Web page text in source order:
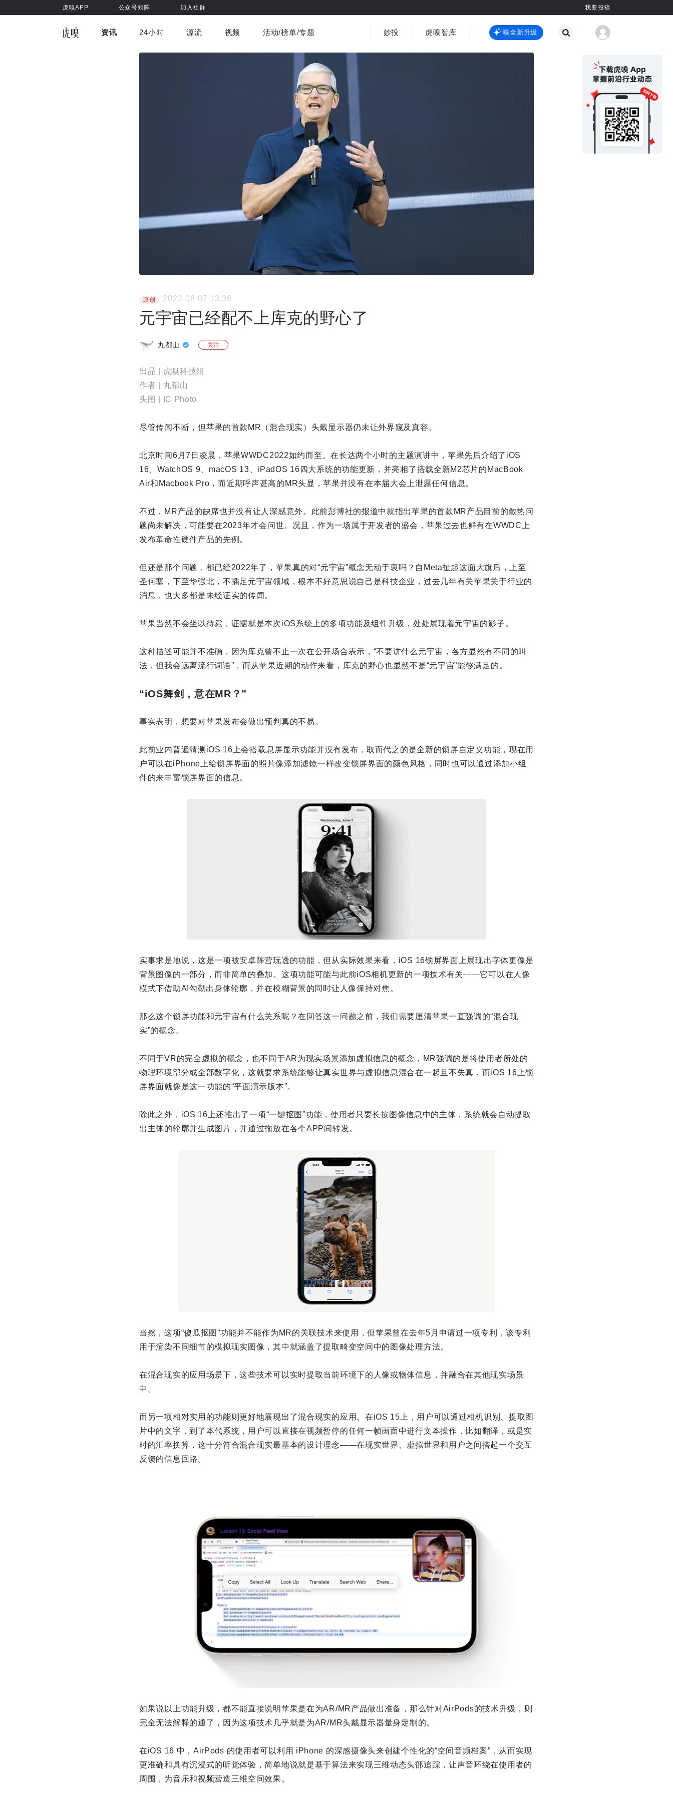
虎嗅APP 公众号矩阵 加入社群 我要投稿
资讯
车与出行 商业消费 社会文化 金融财经 出海
国际热点
24小时 源流 视频 活动/榜单/专题 妙投 虎嗅智库 虎嗅嗅全新升级 虎嗅嗅全新升级
原创 2022-06-07 13:36
元宇宙已经配不上库克的野心了
丸都山 关注
出品 | 虎嗅科技组
作者 | 丸都山
头图 | IC Photo
尽管传闻不断，但苹果的首款MR（混合现实）头戴显示器仍未让外界窥及真容。
北京时间6月7日凌晨，苹果WWDC2022如约而至。在长达两个小时的主题演讲中，苹果先后介绍了iOS
16、WatchOS 9、macOS 13、iPadOS 16四大系统的功能更新，并亮相了搭载全新M2芯片的MacBook
Air和Macbook Pro，而近期呼声甚高的MR头显，苹果并没有在本届大会上泄露任何信息。
不过，MR产品的缺席也并没有让人深感意外。此前彭博社的报道中就指出苹果的首款MR产品目前的散热问
题尚未解决，可能要在2023年才会问世。况且，作为一场属于开发者的盛会，苹果过去也鲜有在WWDC上
发布革命性硬件产品的先例。
但还是那个问题，都已经2022年了，苹果真的对“元宇宙”概念无动于衷吗？自Meta扯起这面大旗后，上至
圣何塞，下至华强北，不插足元宇宙领域，根本不好意思说自己是科技企业，过去几年有关苹果关于行业的
消息，也大多都是未经证实的传闻。
苹果当然不会坐以待毙，证据就是本次iOS系统上的多项功能及组件升级，处处展现着元宇宙的影子。
这种描述可能并不准确，因为库克曾不止一次在公开场合表示，“不要讲什么元宇宙，各方显然有不同的叫
法，但我会远离流行词语”，而从苹果近期的动作来看，库克的野心也显然不是“元宇宙”能够满足的。
“iOS舞剑，意在MR？”
事实表明，想要对苹果发布会做出预判真的不易。
此前业内普遍猜测iOS 16上会搭载息屏显示功能并没有发布，取而代之的是全新的锁屏自定义功能，现在用
户可以在iPhone上给锁屏界面的照片像添加滤镜一样改变锁屏界面的颜色风格，同时也可以通过添加小组
件的来丰富锁屏界面的信息。
实事求是地说，这是一项被安卓阵营玩透的功能，但从实际效果来看，iOS 16锁屏界面上展现出字体更像是
背景图像的一部分，而非简单的叠加。这项功能可能与此前iOS相机更新的一项技术有关——它可以在人像
模式下借助AI勾勒出身体轮廓，并在模糊背景的同时让人像保持对焦。
那么这个锁屏功能和元宇宙有什么关系呢？在回答这一问题之前，我们需要厘清苹果一直强调的“混合现
实”的概念。
不同于VR的完全虚拟的概念，也不同于AR为现实场景添加虚拟信息的概念，MR强调的是将使用者所处的
物理环境部分或全部数字化，这就要求系统能够让真实世界与虚拟信息混合在一起且不失真，而iOS 16上锁
屏界面就像是这一功能的“平面演示版本”。
除此之外，iOS 16上还推出了一项“一键抠图”功能，使用者只要长按图像信息中的主体，系统就会自动提取
出主体的轮廓并生成图片，并通过拖放在各个APP间转发。
当然，这项“傻瓜抠图”功能并不能作为MR的关联技术来使用，但苹果曾在去年5月申请过一项专利，该专利
用于渲染不同细节的模拟现实图像，其中就涵盖了提取畸变空间中的图像处理方法。
在混合现实的应用场景下，这些技术可以实时提取当前环境下的人像或物体信息，并融合在其他现实场景
中。
而另一项相对实用的功能则更好地展现出了混合现实的应用。在iOS 15上，用户可以通过相机识别、提取图
片中的文字，到了本代系统，用户可以直接在视频暂停的任何一帧画面中进行文本操作，比如翻译，或是实
时的汇率换算，这十分符合混合现实最基本的设计理念——在现实世界、虚拟世界和用户之间搭起一个交互
反馈的信息回路。
如果说以上功能升级，都不能直接说明苹果是在为AR/MR产品做出准备，那么针对AirPods的技术升级，则
完全无法解释的通了，因为这项技术几乎就是为AR/MR头戴显示器量身定制的。
在iOS 16 中，AirPods 的使用者可以利用 iPhone 的深感摄像头来创建个性化的“空间音频档案”，从而实现
更准确和具有沉浸式的听觉体验，简单地说就是基于算法来实现三维动态头部追踪，让声音环绕在使用者的
周围，为音乐和视频营造三维空间效果。